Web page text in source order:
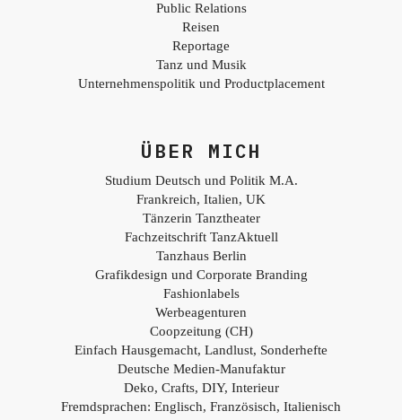
Public Relations
Reisen
Reportage
Tanz und Musik
Unternehmenspolitik und Productplacement
ÜBER MICH
Studium Deutsch und Politik M.A.
Frankreich, Italien, UK
Tänzerin Tanztheater
Fachzeitschrift TanzAktuell
Tanzhaus Berlin
Grafikdesign und Corporate Branding
Fashionlabels
Werbeagenturen
Coopzeitung (CH)
Einfach Hausgemacht, Landlust, Sonderhefte
Deutsche Medien-Manufaktur
Deko, Crafts, DIY, Interieur
Fremdsprachen: Englisch, Französisch, Italienisch